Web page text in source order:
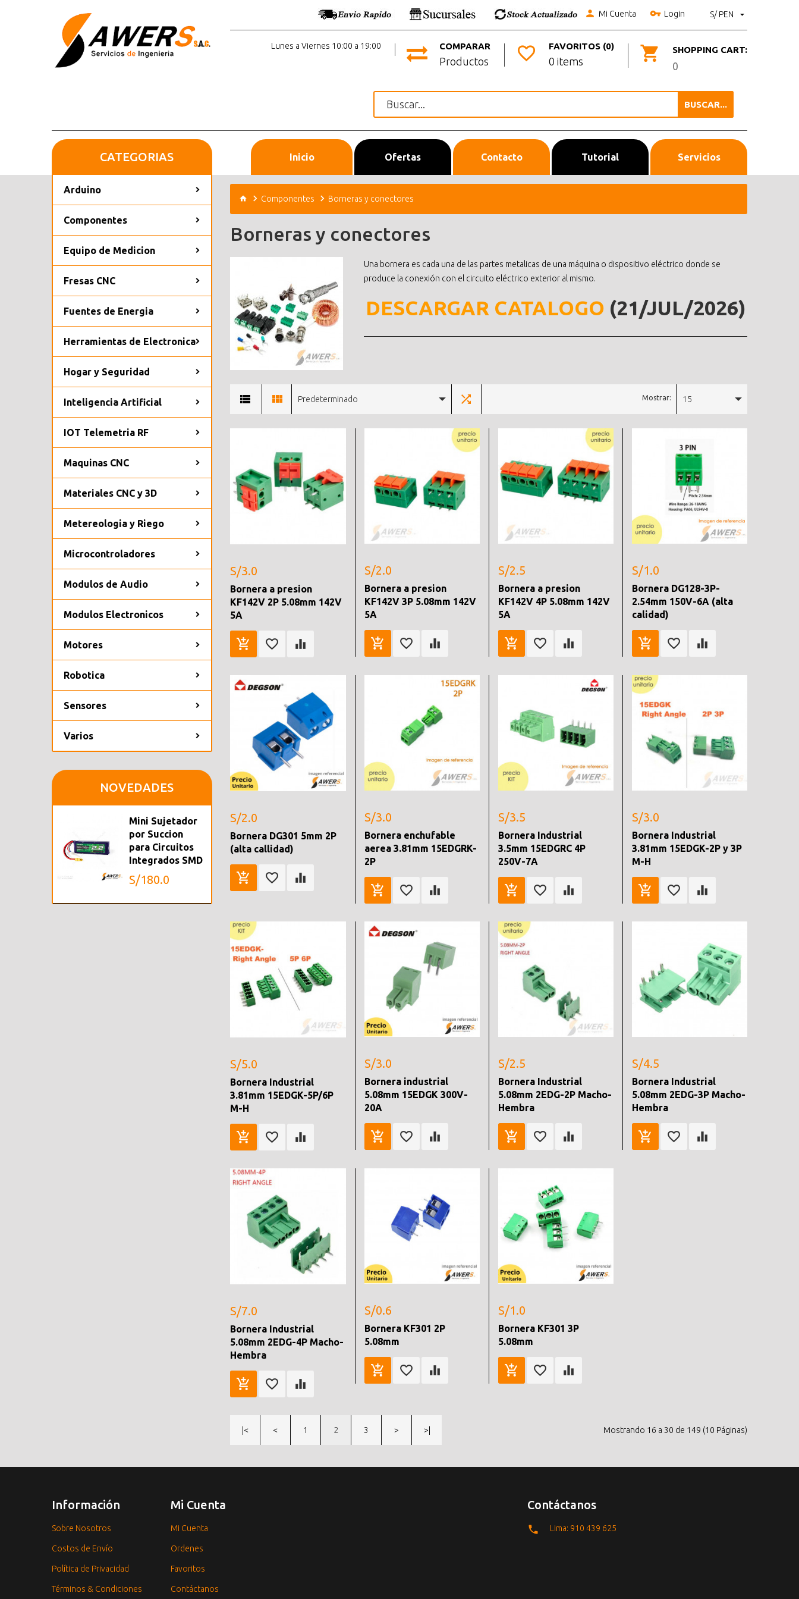
S/ PEN
Mi Cuenta Login
SHOPPING CART:
0
FAVORITOS (0)
0 items
COMPARAR
Productos
Lunes a Viernes 10:00 a 19:00
BUSCAR...
Inicio Ofertas Contacto Tutorial Servicios
CATEGORIAS
Arduino
Componentes
Equipo de Medicion
Fresas CNC
Fuentes de Energia
Herramientas de Electronica
Hogar y Seguridad
Inteligencia Artificial
IOT Telemetria RF
Maquinas CNC
Materiales CNC y 3D
Metereologia y Riego
Microcontroladores
Modulos de Audio
Modulos Electronicos
Motores
Robotica
Sensores
Varios
NOVEDADES
Mini Sujetador
por Succion
para Circuitos
Integrados SMD
S/180.0
Componentes Borneras y conectores
Borneras y conectores
Una bornera es cada una de las partes metalicas de una máquina o dispositivo eléctrico donde se
produce la conexión con el circuito eléctrico exterior al mismo.
DESCARGAR CATALOGO (21/JUL/2026)
Predeterminado Mostrar: 15
S/3.0
Bornera a presion
KF142V 2P 5.08mm 142V
5A
S/2.0
Bornera a presion
KF142V 3P 5.08mm 142V
5A
S/2.5
Bornera a presion
KF142V 4P 5.08mm 142V
5A
S/1.0
Bornera DG128-3P-
2.54mm 150V-6A (alta
calidad)
S/2.0
Bornera DG301 5mm 2P
(alta callidad)
S/3.0
Bornera enchufable
aerea 3.81mm 15EDGRK-
2P
S/3.5
Bornera Industrial
3.5mm 15EDGRC 4P
250V-7A
S/3.0
Bornera Industrial
3.81mm 15EDGK-2P y 3P
M-H
S/5.0
Bornera Industrial
3.81mm 15EDGK-5P/6P
M-H
S/3.0
Bornera industrial
5.08mm 15EDGK 300V-
20A
S/2.5
Bornera Industrial
5.08mm 2EDG-2P Macho-
Hembra
S/4.5
Bornera Industrial
5.08mm 2EDG-3P Macho-
Hembra
S/7.0
Bornera Industrial
5.08mm 2EDG-4P Macho-
Hembra
S/0.6
Bornera KF301 2P
5.08mm
S/1.0
Bornera KF301 3P
5.08mm
|< < 1 2 3 > >| Mostrando 16 a 30 de 149 (10 Páginas)
Información
Sobre Nosotros
Costos de Envío
Política de Privacidad
Términos & Condiciones
Mi Cuenta
Mi Cuenta
Ordenes
Favoritos
Contáctanos
Contáctanos
Lima: 910 439 625